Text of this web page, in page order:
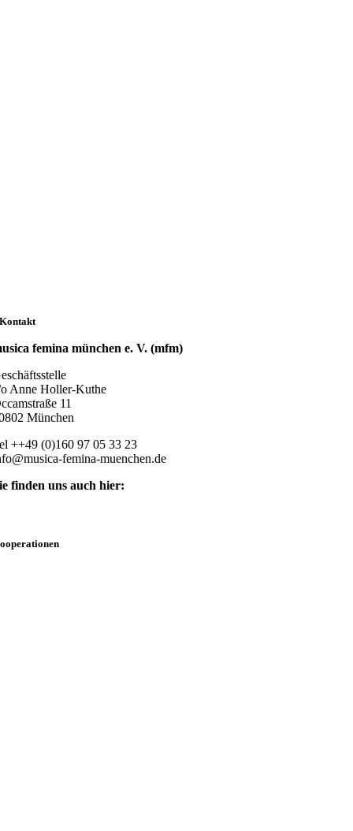
Kontakt
femina münchen e. V. (mfm)
Anne Holler-Kuthe
11
München
++49 (0)160 97 05 33 23
femina-muenchen.de
finden uns auch hier: